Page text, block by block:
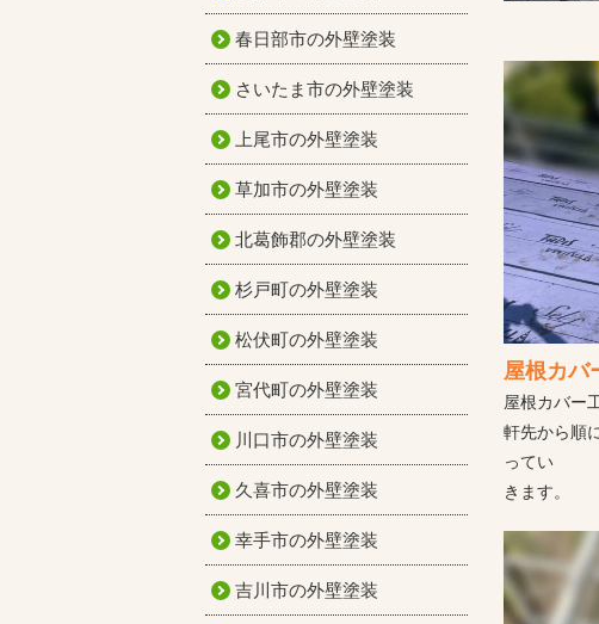
屋根カバ
屋根カバー
軒先から順
ってい
きます。
春日部市の外壁塗装
さいたま市の外壁塗装
上尾市の外壁塗装
草加市の外壁塗装
北葛飾郡の外壁塗装
杉戸町の外壁塗装
松伏町の外壁塗装
宮代町の外壁塗装
川口市の外壁塗装
久喜市の外壁塗装
幸手市の外壁塗装
吉川市の外壁塗装